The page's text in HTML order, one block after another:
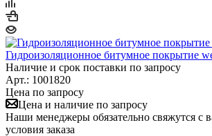
Гидроизоляционное битумное покрытие
Наличие и срок поставки по запросу
Арт.: 1001820
Цена по запросу
Цена и наличие по запросу
Наши менеджеры обязательно свяжутся с
условия заказа